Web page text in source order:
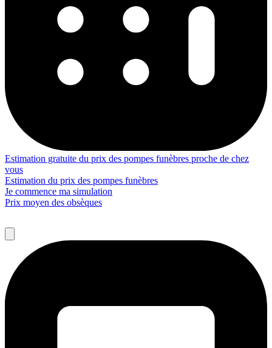
Estimation gratuite du prix des pompes funèbres proche de chez
vous
Estimation du prix des pompes funèbres
Je commence ma simulation
Prix moyen des obsèques